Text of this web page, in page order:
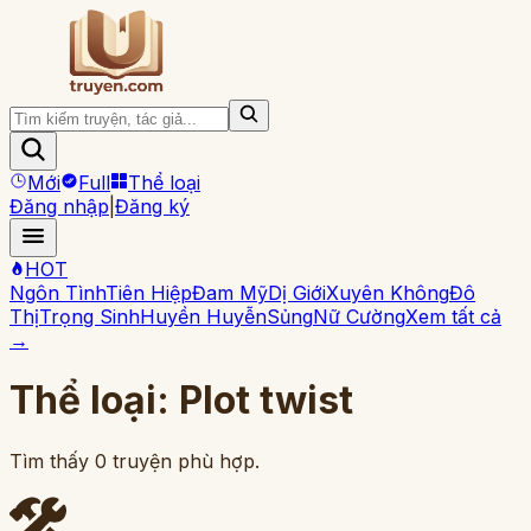
Mới Full
Thể loại
Đăng nhập Đăng ký
HOT
Ngôn TìnhTiên HiệpĐam MỹDị GiớiXuyên KhôngĐô
ThịTrọng SinhHuyền HuyễnSủngNữ CườngXem tất cả
→
Thể loại: Plot twist
Tìm thấy 0 truyện phù hợp.